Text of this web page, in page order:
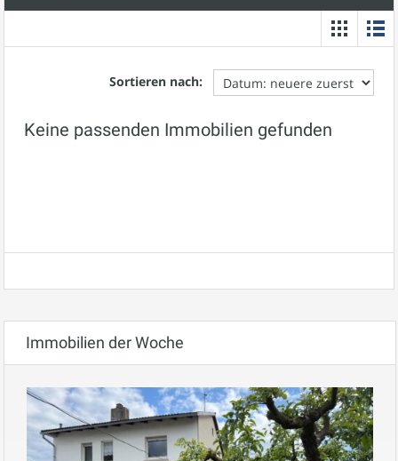
Sortieren nach:
Keine passenden Immobilien gefunden
Immobilien der Woche